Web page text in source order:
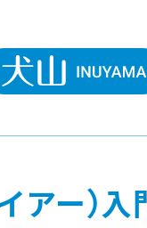
アー）